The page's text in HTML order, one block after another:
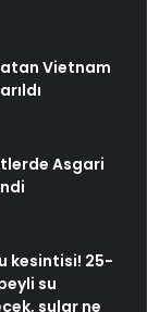
Vietnam
Asgari
kesintisi! 25-
su
sular ne